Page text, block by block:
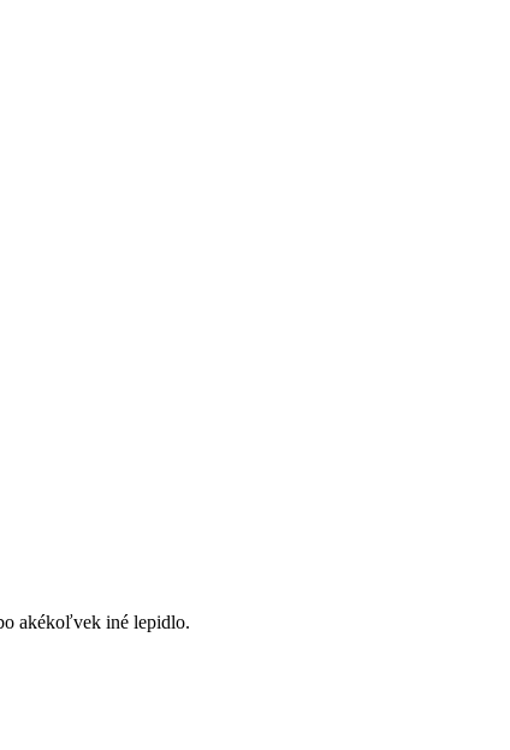
akékoľvek iné lepidlo.